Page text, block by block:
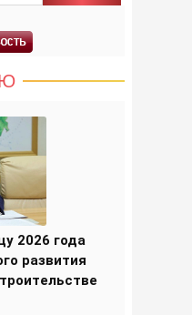
2026 года
развития